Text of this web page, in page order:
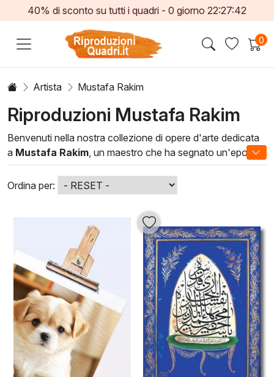
40% di sconto su tutti i quadri -0 giorno 22:27:41
0
Artista Mustafa Rakim
Riproduzioni Mustafa Rakim
Benvenuti nella nostra collezione di opere d'arte dedicata
a Mustafa Rakim , un maestro che ha segnato un'epoca
con il suo stile unico e innovativo. Le sue tele,
caratterizzate da vivaci colori e un uso magistrale della
luce, offrono un'esperienza visiva che invita alla
contemplazione e all'ammirazione. Ogni opera racconta
una storia, catturando emozioni profonde che risuonano
nel cuore degli spettatori.
Le tecniche pittoriche di Rakim spaziano dall'iperrealismo
all'impressionismo, creando un equilibrio perfetto tra
precisione e libertà espressiva. Aggiungere una delle sue
opere alla tua collezione non solo arricchisce il tuo spazio,
ma trasforma l'ambiente in un luogo di ispirazione e
bellezza. Scopri come l'arte di
Mustafa Rakimpuò
elevare il tuo arredamento e conferire un tocco di eleganza
e personalità a ogni stanza.
Ordina per: